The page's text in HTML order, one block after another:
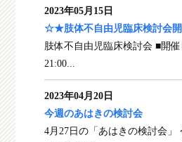
2023年05月15日
☆★肢体不自由児臨床検討会
肢体不自由児臨床検討会 ■開催
21:00...
2023年04月20日
今週のあはきの検討会
4月27日の「あはきの検討会」